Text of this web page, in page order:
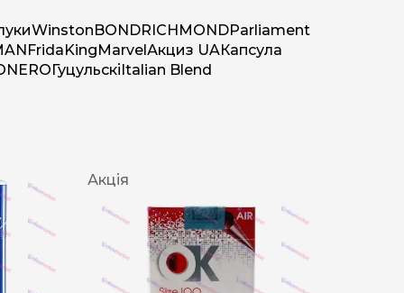
WinstonBONDRICHMONDParliament
FridaKingMarvelАкциз UAКапсула
NEROГуцульскіItalian Blend
Акція